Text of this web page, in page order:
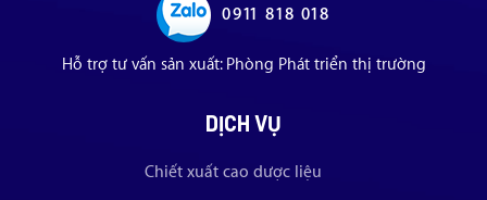
0911 818 018
Hỗ trợ tư vấn sản xuất: Phòng Phát triển thị trường
DỊCH VỤ
Chiết xuất cao dược liệu